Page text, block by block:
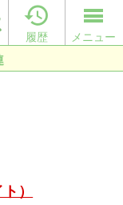

履歴 メニュー
）